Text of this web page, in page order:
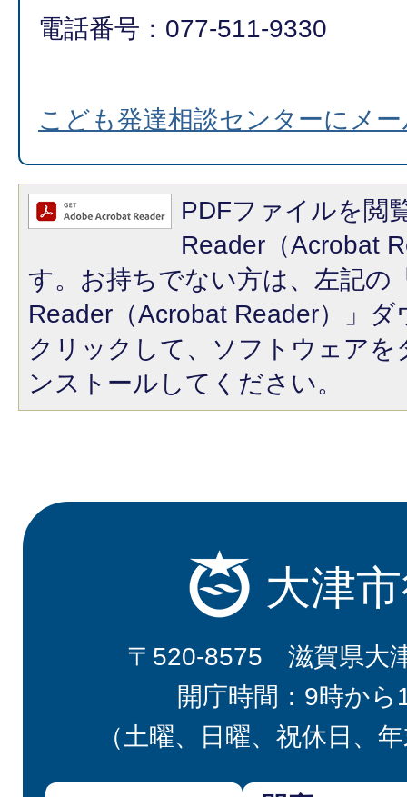
電話番号：077-511-9330
こども発達相談センターにメ
PDFファイルを閲
Reader（Acrobat
す。お持ちでない方は、左記の
Reader（Acrobat Reader）」
クリックして、ソフトウェア
ンストールしてください。
大津
〒520-8575 滋賀県大
開庁時間：9時から
（土曜、日曜、祝休日、